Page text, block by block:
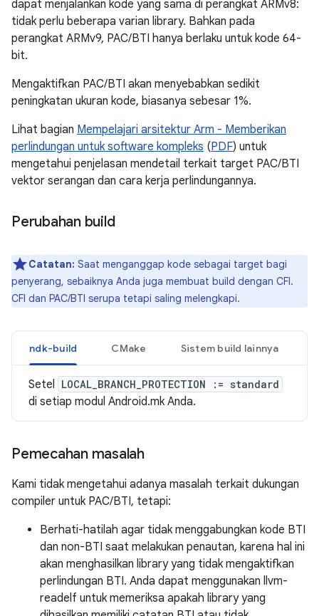
dapat menjalankan kode yang sama di perangkat ARMv8:
tidak perlu beberapa varian library. Bahkan pada
perangkat ARMv9, PAC/BTI hanya berlaku untuk kode 64-
bit.
Mengaktifkan PAC/BTI akan menyebabkan sedikit
peningkatan ukuran kode, biasanya sebesar 1%.
Lihat bagian Mempelajari arsitektur Arm - Memberikan
perlindungan untuk software kompleks (PDF) untuk
mengetahui penjelasan mendetail terkait target PAC/BTI
vektor serangan dan cara kerja perlindungannya.
Perubahan build
Catatan: Saat menganggap kode sebagai target bagi
penyerang, sebaiknya Anda juga membuat build dengan CFI.
CFI dan PAC/BTI serupa tetapi saling melengkapi.
ndk-build CMake Sistem build lainnya
Setel LOCAL_BRANCH_PROTECTION := standard
di setiap modul Android.mk Anda.
Pemecahan masalah
Kami tidak mengetahui adanya masalah terkait dukungan
compiler untuk PAC/BTI, tetapi:
Berhati-hatilah agar tidak menggabungkan kode BTI
dan non-BTI saat melakukan penautan, karena hal ini
akan menghasilkan library yang tidak mengaktifkan
perlindungan BTI. Anda dapat menggunakan llvm-
readelf untuk memeriksa apakah library yang